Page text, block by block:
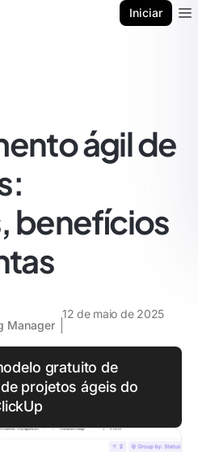
Iniciar
ágil de
benefícios
Manager
12 de maio de 2025
gratuito de
projetos ágeis do